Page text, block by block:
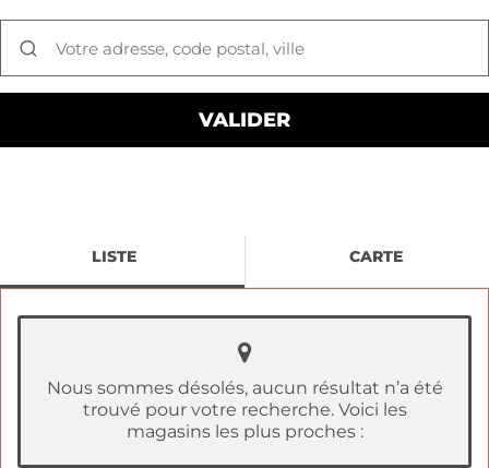
LISTE CARTE
Nous sommes désolés, aucun résultat n’a été
trouvé pour votre recherche. Voici les
magasins les plus proches :